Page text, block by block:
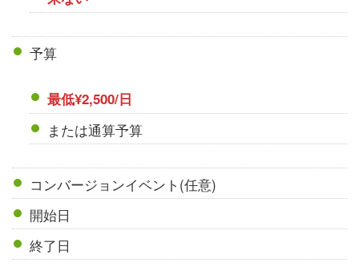
予算
最低¥2,500/日
または通算予算
コンバージョンイベント(任意)
開始日
終了日